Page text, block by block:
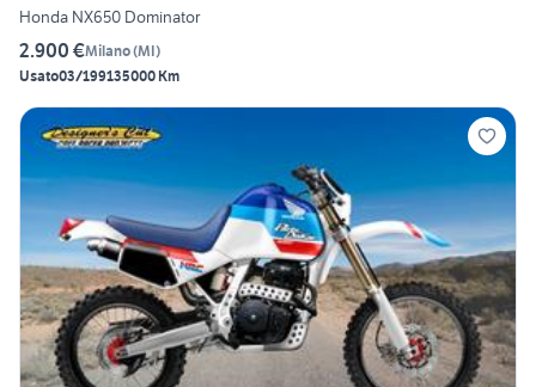
Honda NX650 Dominator
2.900 €Milano(MI)
Usato03/199135000 Km